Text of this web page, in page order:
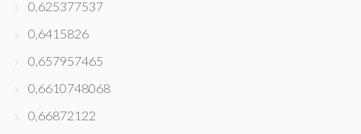
0,625377537
0,6415826
0,657957465
0,6610748068
0,66872122